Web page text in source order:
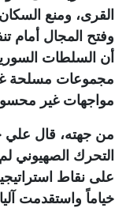
القرى، ومنع
وفتح المجال أمام
أن السلطات
مجموعات مسلحة
مواجهات غير
من جهته، قال علي
التحرك الصهيوني
على نقاط
خياماً واستقدمت